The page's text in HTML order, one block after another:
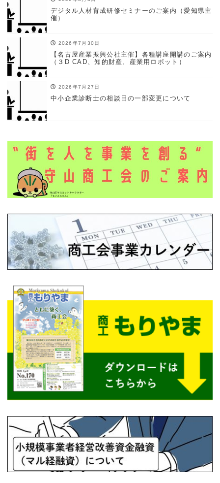
デジタル人材育成研修セミナーのご案内（愛知県主
催）
2026年7月30日
【名古屋産業振興公社主催】各種講座開講のご案内
（３D CAD、知的財産、産業用ロボット）
2026年7月27日
中小企業診断士の相談日の一部変更について